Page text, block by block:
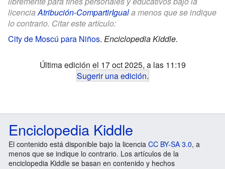
licenciaAtribución-CompartirIguala menos que se indique
lo contrario. Citar este artículo:
City de Moscú para Niños. Enciclopedia Kiddle.
Última edición el 17 oct 2025, a las 11:19
Sugerir una edición.
Enciclopedia Kiddle
El contenido está disponible bajo la licencia CC BY-SA 3.0, a
menos que se indique lo contrario. Los artículos de la
enciclopedia Kiddle se basan en contenido y hechos